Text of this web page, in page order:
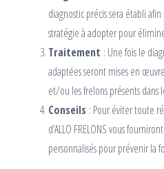
diagnostic précis sera établi
stratégie à adopter pour
Traitement : Une fois le
adaptées seront mises en
et/ou les frelons présents dans
Conseils : Pour éviter toute
d’ALLO FRELONS vous
personnalisés pour prévenir la